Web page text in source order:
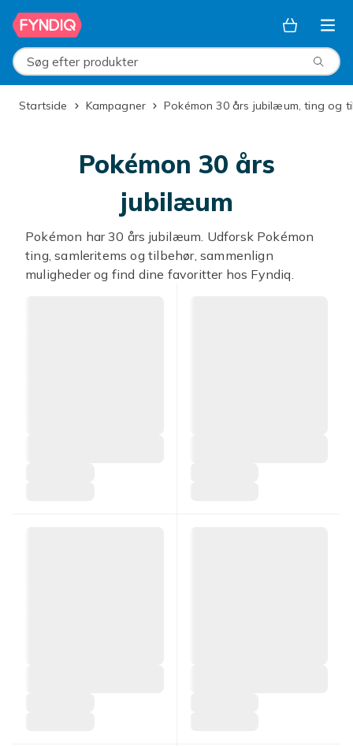
Spring til hovedindhold
Søg efter produkter
Startside Kampagner Pokémon 30 års jubilæum, ting og
Pokémon 30 års
jubilæum
Pokémon har 30 års jubilæum. Udforsk Pokémon
ting, samleritems og tilbehør, sammenlign
muligheder og find dine favoritter hos Fyndiq.